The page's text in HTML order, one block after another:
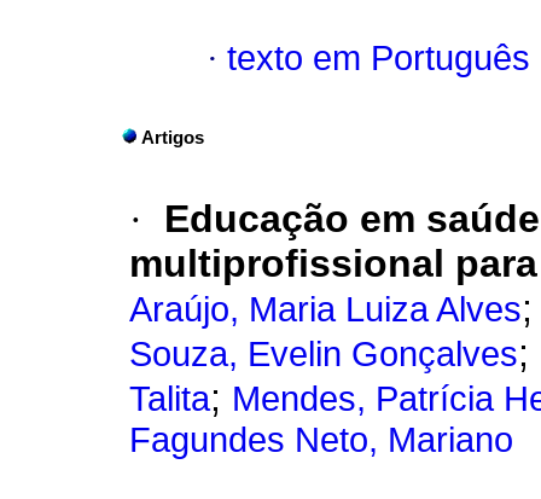
· texto em Português
Artigos
· Educação em saúde
multiprofissional
Araújo, Maria Luiza Alves
Souza, Evelin Gonçalves;
Talita; Mendes, Patrícia
Fagundes Neto, Mariano